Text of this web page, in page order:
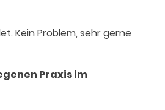
Kein Problem, sehr gerne
Praxis im